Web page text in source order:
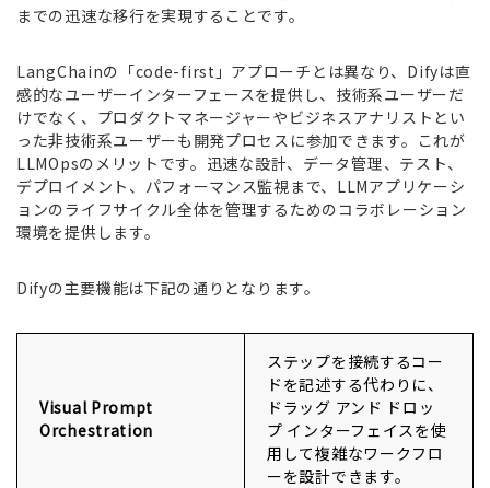
までの迅速な移行を実現することです。
LangChainの「code-first」アプローチとは異なり、Difyは直
感的なユーザーインターフェースを提供し、技術系ユーザーだ
けでなく、プロダクトマネージャーやビジネスアナリストとい
った非技術系ユーザーも開発プロセスに参加できます。これが
LLMOpsのメリットです。迅速な設計、データ管理、テスト、
デプロイメント、パフォーマンス監視まで、LLMアプリケーシ
ョンのライフサイクル全体を管理するためのコラボレーション
環境を提供します。
Difyの主要機能は下記の通りとなります。
Visual Prompt
Orchestration
ステップを接続するコー
ドを記述する代わりに、
ドラッグ アンド ドロッ
プ インターフェイスを使
用して複雑なワークフロ
ーを設計できます。